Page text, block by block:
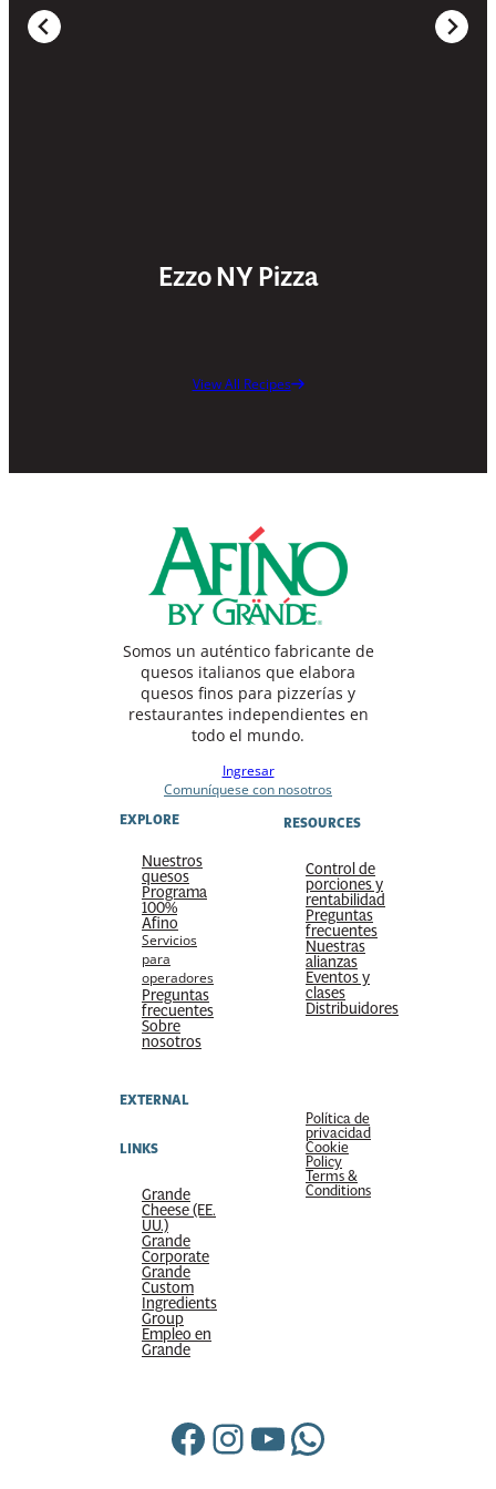
Ezzo NY Pizza
View All Recipes
Somos un auténtico fabricante de
quesos italianos que elabora
quesos finos para pizzerías y
restaurantes independientes en
todo el mundo.
Ingresar
Comuníquese con nosotros
EXPLORE
Nuestros
quesos
Programa
100%
Afino
Servicios
para
operadores
Preguntas
frecuentes
Sobre
nosotros
RESOURCES
Control de
porciones y
rentabilidad
Preguntas
frecuentes
Nuestras
alianzas
Eventos y
clases
Distribuidores
EXTERNAL
LINKS
Grande
Cheese (EE.
UU.)
Grande
Corporate
Grande
Custom
Ingredients
Group
Empleo en
Grande
Política de
privacidad
Cookie
Policy
Terms &
Conditions
Facebook
Instagram
YouTube
WhatsApp